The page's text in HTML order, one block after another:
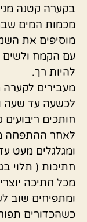
בקערה קטנה
מכמות המים
מוסיפים את
להיות רך.
מעבירים
לכשעה עד שעה
חותכים ריבועים
חתיכות ( תלוי
מכל חתיכה
ומתפיחים שוב
כשהכדורים